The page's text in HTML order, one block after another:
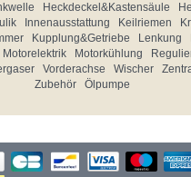
Heckdeckel&Kastensäule
Innenausstattung Keilriemen
Kupplung&Getriebe Lenkung
Motorelektrik Motorkühlung
Vorderachse Wischer
Zubehör
Ölpumpe